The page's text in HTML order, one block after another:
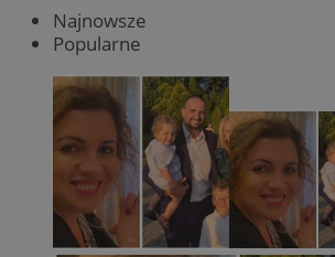
Najnowsze
Popularne